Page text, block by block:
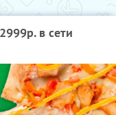
в сети